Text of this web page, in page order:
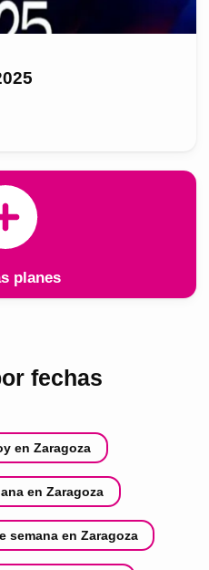
planes
fechas
en Zaragoza
en Zaragoza
semana en Zaragoza